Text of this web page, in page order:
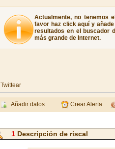
Actualmente, no tenemos
favor haz click aquí y
resultados en el buscador
más grande de Internet.
Twittear
Añadir datos Crear Alerta
1Descripción de riscal